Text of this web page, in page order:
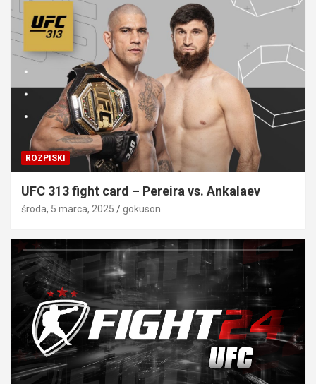
ROZPISKI
UFC 313 fight card – Pereira vs. Ankalaev
środa, 5 marca, 2025 gokuson